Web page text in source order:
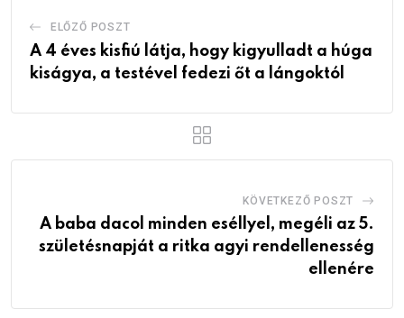
ELŐZŐ POSZT
A 4 éves kisfiú látja, hogy kigyulladt a húga
kiságya, a testével fedezi őt a lángoktól
KÖVETKEZŐ POSZT
A baba dacol minden eséllyel, megéli az 5.
születésnapját a ritka agyi rendellenesség
ellenére